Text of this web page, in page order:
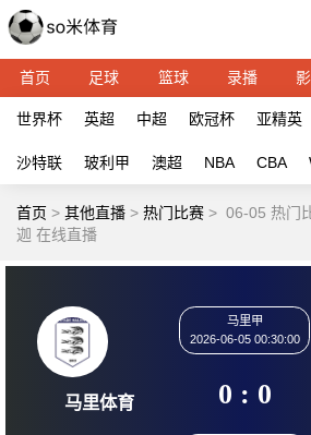
首页 足球 篮球 录播
世界杯 英超 中超 欧冠杯 亚精英
沙特联 玻利甲 澳超 NBA CBA
首页 > 其他直播 > 热门比赛 > 06-05 热门
迦 在线直播
2026-06-05